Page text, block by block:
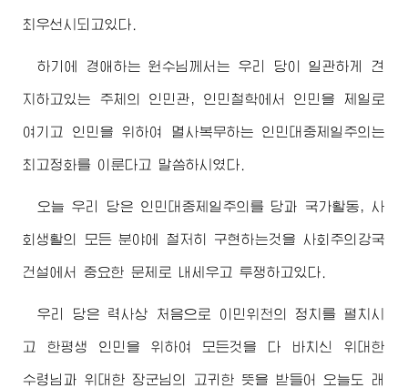
최우선시되고있다.
하기에 경애하는 원수님 께서는 우리 당이 일관하게 견
지하고있는 주체의 인민관, 인민철학에서 인민을 제일로
여기고 인민을 위하여 멸사복무하는 인민대중제일주의는
최고정화를 이룬다고 말씀하시였다.
오늘 우리 당은 인민대중제일주의를 당과 국가활동, 사
회생활의 모든 분야에 철저히 구현하는것을 사회주의강국
건설에서 중요한 문제로 내세우고 투쟁하고있다.
우리 당은 력사상 처음으로 이민위천의 정치를 펼치시
고 한평생 인민을 위하여 모든것을 다 바치신 위대한
수령님 과 위대한 장군님의 고귀한 뜻을 받들어 오늘도 래